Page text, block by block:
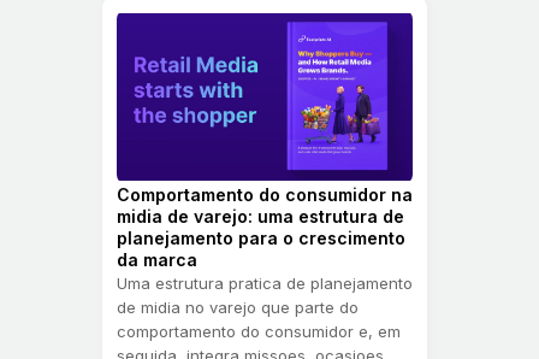
Comportamento do consumidor na
midia de varejo: uma estrutura de
planejamento para o crescimento
da marca
Uma estrutura pratica de planejamento
de midia no varejo que parte do
comportamento do consumidor e, em